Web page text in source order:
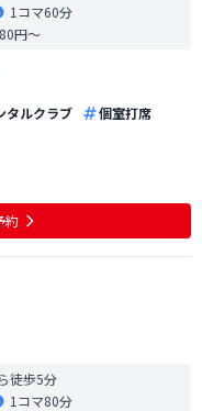
1コマ60分
円〜
タルクラブ
個室打席
約
徒歩5分
1コマ80分